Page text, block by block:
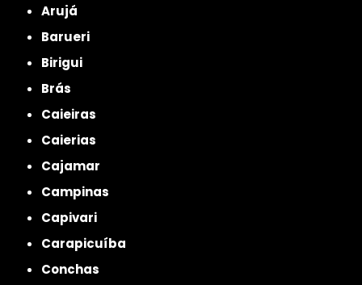
Arujá
Barueri
Birigui
Brás
Caieiras
Caierias
Cajamar
Campinas
Capivari
Carapicuíba
Conchas